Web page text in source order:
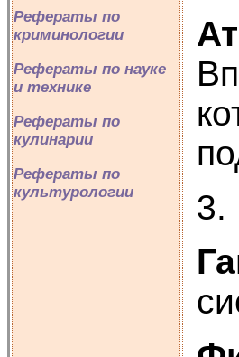
Рефераты по
криминологии
Рефераты по науке
и технике
Рефераты по
кулинарии
Рефераты по
культурологии